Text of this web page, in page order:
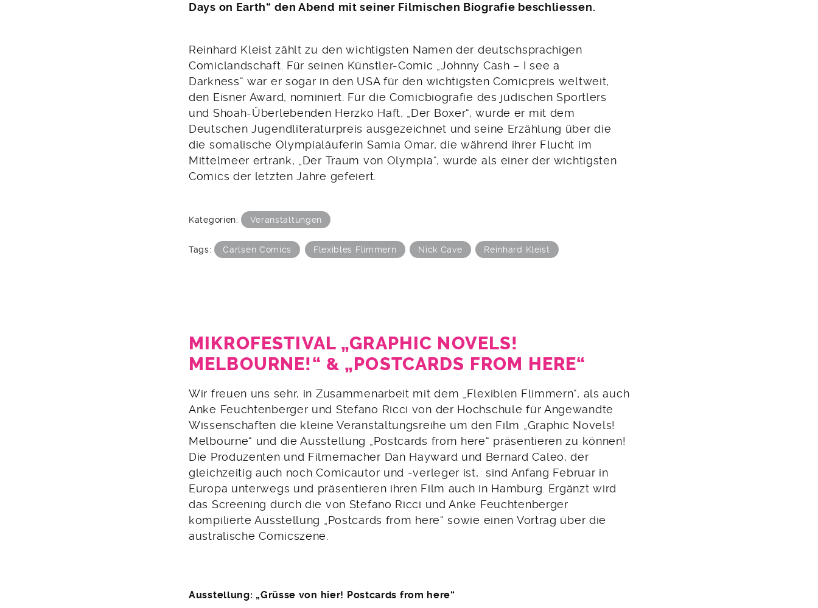
Days on Earth“ den Abend mit seiner Filmischen Biografie beschliessen.
Reinhard Kleist zählt zu den wichtigsten Namen der deutschsprachigen
Comiclandschaft. Für seinen Künstler-Comic „Johnny Cash – I see a
Darkness“ war er sogar in den USA für den wichtigsten Comicpreis weltweit,
den Eisner Award, nominiert. Für die Comicbiografie des jüdischen Sportlers
und Shoah-Überlebenden Herzko Haft, „Der Boxer“, wurde er mit dem
Deutschen Jugendliteraturpreis ausgezeichnet und seine Erzählung über die
die somalische Olympialäuferin Samia Omar, die während ihrer Flucht im
Mittelmeer ertrank, „Der Traum von Olympia“, wurde als einer der wichtigsten
Comics der letzten Jahre gefeiert.
Kategorien: Veranstaltungen
Tags: Carlsen Comics Flexibles Flimmern Nick Cave Reinhard Kleist
MIKROFESTIVAL „GRAPHIC NOVELS!
MELBOURNE!“ & „POSTCARDS FROM HERE“
Wir freuen uns sehr, in Zusammenarbeit mit dem „Flexiblen Flimmern“, als auch
Anke Feuchtenberger und Stefano Ricci von der Hochschule für Angewandte
Wissenschaften die kleine Veranstaltungsreihe um den Film „Graphic Novels!
Melbourne“ und die Ausstellung „Postcards from here“ präsentieren zu können!
Die Produzenten und Filmemacher Dan Hayward und Bernard Caleo, der
gleichzeitig auch noch Comicautor und -verleger ist, sind Anfang Februar in
Europa unterwegs und präsentieren ihren Film auch in Hamburg. Ergänzt wird
das Screening durch die von Stefano Ricci und Anke Feuchtenberger
kompilierte Ausstellung „Postcards from here“ sowie einen Vortrag über die
australische Comicszene.
Ausstellung: „Grüsse von hier! Postcards from here“